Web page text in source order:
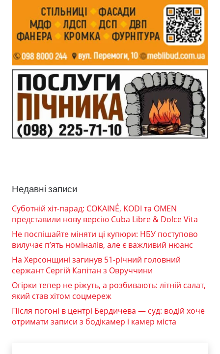
Недавні записи
Суботній хіт-парад: COKAINÉ, KODI та OMEN
представили нову версію Cuba Libre & Dolce Vita
Не поспішайте міняти ці купюри: НБУ поступово
вилучає п’ять номіналів, але є важливий нюанс
На Херсонщині загинув 51-річний головний
сержант Сергій Капітан з Овруччини
Огірки тепер не ріжуть, а розбивають: літній салат,
який став хітом соцмереж
Після погоні в центрі Бердичева — суд: водій хоче
отримати записи з бодікамер і камер міста